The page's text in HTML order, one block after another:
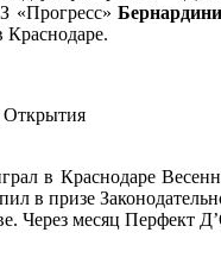
«Прогресс»
Краснодаре.
Открытия
в Краснодаре
в призе
Через месяц Перфект